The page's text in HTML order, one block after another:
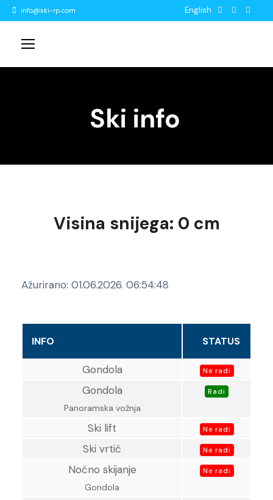
info@ski-rp.com English
Ski info
Visina snijega: 0 cm
Ažurirano: 01.06.2026. 06:54:48
INFO STATUS
Gondola Ne radi
Gondola
Panoramska vožnja
Radi
Ski lift Ne radi
Ski vrtić Ne radi
Noćno skijanje
Gondola
Ne radi